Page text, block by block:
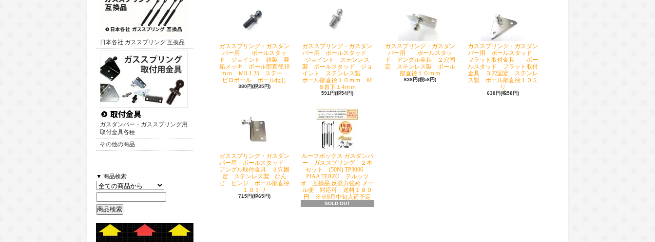
日本各社 ガススプリング 互換品
ガスダンパー・ガススプリング用
取付金具各種
その他の商品
▼ 商品検索
ガススプリング・ガスダン
パー用 ボールスタッ
ド ジョイント 鉄製 亜
鉛メッキ ボール部直径10
ｍｍ Ｍ8-1.25 ステー
ピロボール ボールねじ
380円(税35円)
ガススプリング・ガスダン
パー用 ボールスタッド
ジョイント ステンレス
製 ボールスタッド ジョ
イント ステンレス製
ボール部直径１０ｍｍ Ｍ
８首下１4ｍｍ
591円(税54円)
ガススプリング・ガスダン
パー用 ボールスタッ
ド アングル金具 ２穴固
定 ステンレス製 ボール
部直径１０ｍｍ
638円(税58円)
ガススプリング・ガスダン
パー用 ボールスタッド
フラット取付金具 ボー
ルスタッド フラット取付
金具 ３穴固定 ステンレ
ス製 ボール部直径１０ミ
リ
638円(税58円)
ガススプリング・ガスダン
パー用 ボールスタッド
アングル取付金具 ３穴固
定 ステンレス製 ひん
じ ヒンジ ボール部直径
１０ミリ
715円(税65円)
ルーフボックス ガスダンパ
ー ガススプリング ２本
セット (50N) TP3006
PIAA TERZO テルッツ
オ 互換品 反発力強め メー
ル便 対応可 送料１８０
円 ※※8月中旬入荷予定
SOLD OUT